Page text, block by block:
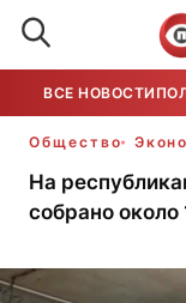
ВСЕ НОВОСТИ
Общество
На
собрано